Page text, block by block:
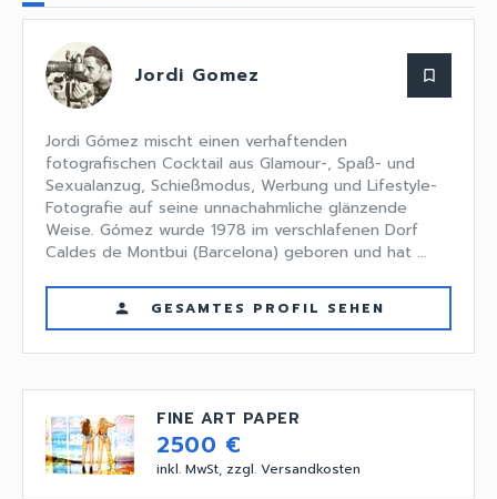
Jordi Gomez bookmark_border
Jordi Gómez mischt einen verhaftenden
fotografischen Cocktail aus Glamour-, Spaß- und
Sexualanzug, Schießmodus, Werbung und Lifestyle-
Fotografie auf seine unnachahmliche glänzende
Weise. Gómez wurde 1978 im verschlafenen Dorf
Caldes de Montbui (Barcelona) geboren und hat ...
person GESAMTES PROFIL SEHEN
FINE ART PAPER
2500 €
inkl. MwSt, zzgl. Versandkosten